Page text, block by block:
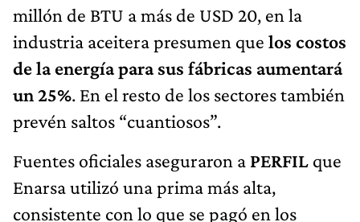
millón de BTU a más de USD 20, en la
industria aceitera presumen que los costos
de la energía para sus fábricas aumentará
un 25%. En el resto de los sectores también
prevén saltos “cuantiosos”.
Fuentes oficiales aseguraron a PERFIL que
Enarsa utilizó una prima más alta,
consistente con lo que se pagó en los